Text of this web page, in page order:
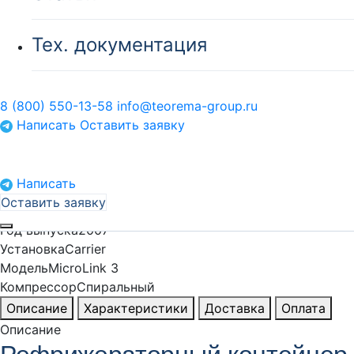
Тех. документация
8 (800) 550-13-58 info@teorema-group.ru
Написать Оставить заявку
Написать
Оставить заявку
В наличии
Рефконтейнер 40 футов Carrier ELIT
Отправить запрос
Размер контейнера
Год выпуска2007
УстановкаCarrier
МодельMicroLink 3
КомпрессорСпиральный
Описание
Характеристики Доставка
Оплата
Описание